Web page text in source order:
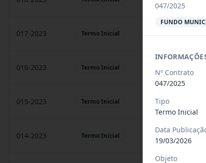
017-2023 Termo Inicial
016-2023 Termo Inicial
015-2023 Termo Inicial prestação de
014-2023 Termo Inicial Locação de
047/2025
FUNDO
Nº Contrato
047/2025
Tipo
Termo Inicial
Data
19/03/2026
Objeto